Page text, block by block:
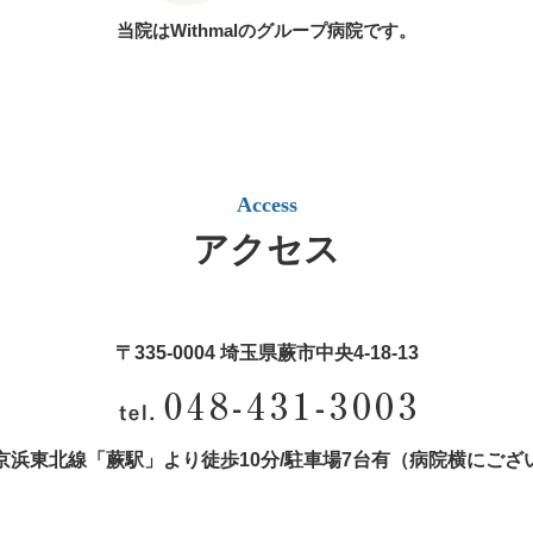
当院はWithmalのグループ病院です。
Access
アクセス
〒335-0004 埼玉県蕨市中央4‐18‐13
東北線「蕨駅」より徒歩10分/駐車場7台有（病院横にござ